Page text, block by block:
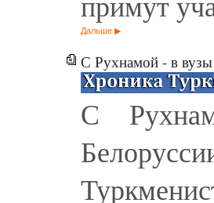
Дальше
С Рухнамой - в вузы
С